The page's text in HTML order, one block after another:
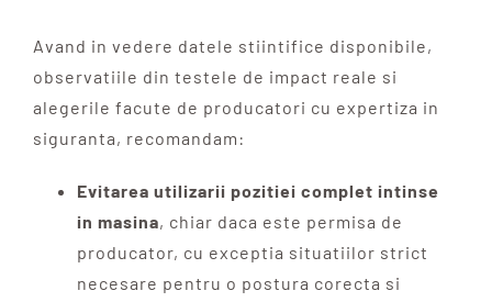
Avand in vedere datele stiintifice disponibile,
observatiile din testele de impact reale si
alegerile facute de producatori cu expertiza in
siguranta, recomandam:
Evitarea utilizarii pozitiei complet intinse
in masina, chiar daca este permisa de
producator, cu exceptia situatiilor strict
necesare pentru o postura corecta si